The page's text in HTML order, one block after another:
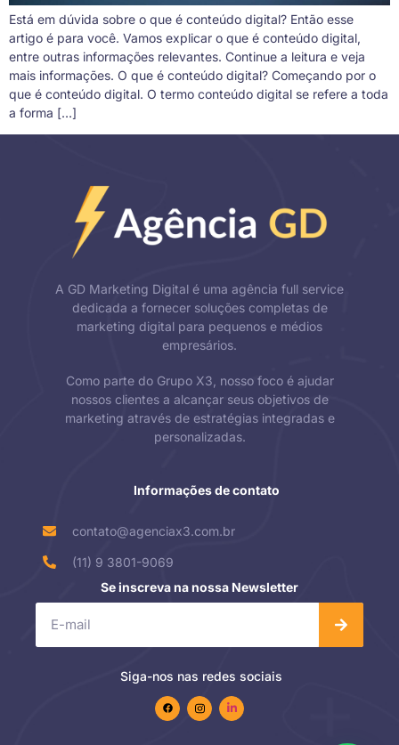
Está em dúvida sobre o que é conteúdo digital? Então esse
artigo é para você. Vamos explicar o que é conteúdo digital,
entre outras informações relevantes. Continue a leitura e veja
mais informações. O que é conteúdo digital? Começando por o
que é conteúdo digital. O termo conteúdo digital se refere a toda
a forma […]
A GD Marketing Digital é uma agência full service
dedicada a fornecer soluções completas de
marketing digital para pequenos e médios
empresários.
Como parte do Grupo X3, nosso foco é ajudar
nossos clientes a alcançar seus objetivos de
marketing através de estratégias integradas e
personalizadas.
Informações de contato
contato@agenciax3.com.br
(11) 9 3801-9069
Se inscreva na nossa Newsletter
Siga-nos nas redes sociais